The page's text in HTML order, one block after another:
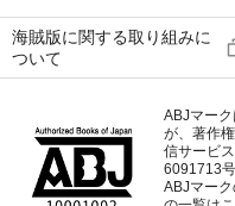
海賊版に関する取り組みに
ついて
ABJマー
が、著作
信サービ
6091713号
ABJマー